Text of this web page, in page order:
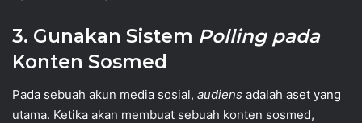
3. Gunakan Sistem Polling pada
Konten Sosmed
Pada sebuah akun media sosial, audiens adalah aset yang
utama. Ketika akan membuat sebuah konten sosmed,